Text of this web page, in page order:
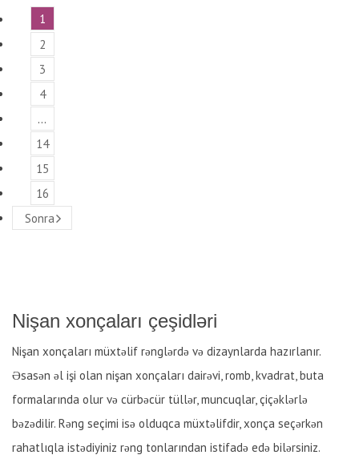
1
2
3
4
…
14
15
16
Sonra
Nişan xonçaları çeşidləri
Nişan xonçaları müxtəlif rənglərdə və dizaynlarda hazırlanır.
Əsasən əl işi olan nişan xonçaları dairəvi, romb, kvadrat, buta
formalarında olur və cürbəcür tüllər, muncuqlar, çiçəklərlə
bəzədilir. Rəng seçimi isə olduqca müxtəlifdir, xonça seçərkən
rahatlıqla istədiyiniz rəng tonlarından istifadə edə bilərsiniz.